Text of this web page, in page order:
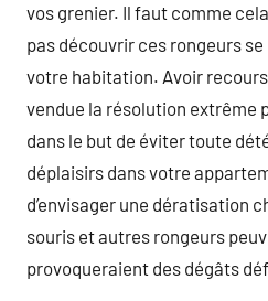
vos grenier. Il faut comme
pas découvrir ces rongeurs
votre habitation. Avoir
vendue la résolution extrême
dans le but de éviter toute
déplaisirs dans votre
d’envisager une dératisation
souris et autres rongeurs
provoqueraient des dégâts